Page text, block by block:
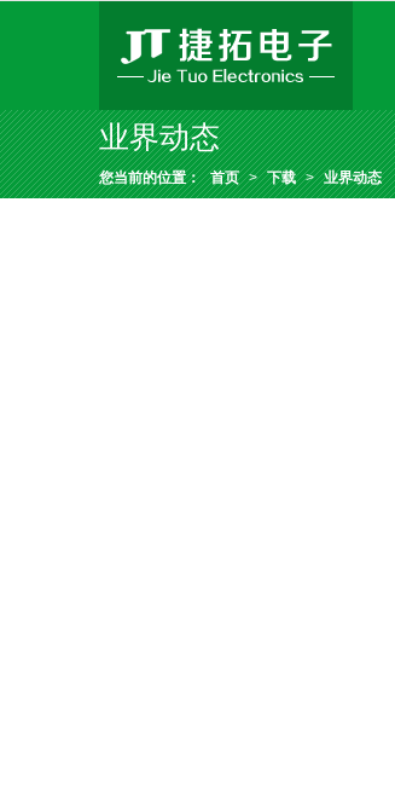
很遗憾，因您的浏
业界动态
您当前的位置： 首页 > 下载 > 业界动态